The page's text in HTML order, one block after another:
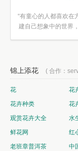
“有童心的人都喜欢在
建自己想象中的世界
锦上添花 ( 合作：
花 花
花卉种类
花
观赏花卉大全
水
鲜花网
红
老班章普洱茶
中